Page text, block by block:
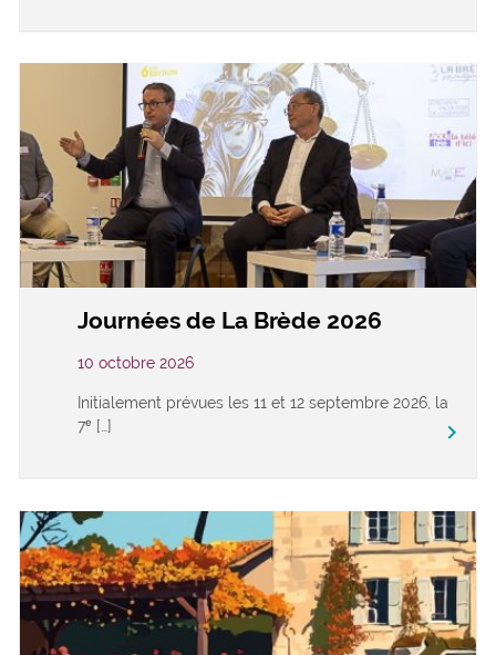
Journées de La Brède 2026
10 octobre 2026
Initialement prévues les 11 et 12 septembre 2026, la
7ᵉ […]
keyboard_arrow_right